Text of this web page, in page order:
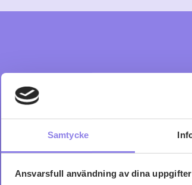
Samtycke
Ansvarsfull användning av dina uppgifter